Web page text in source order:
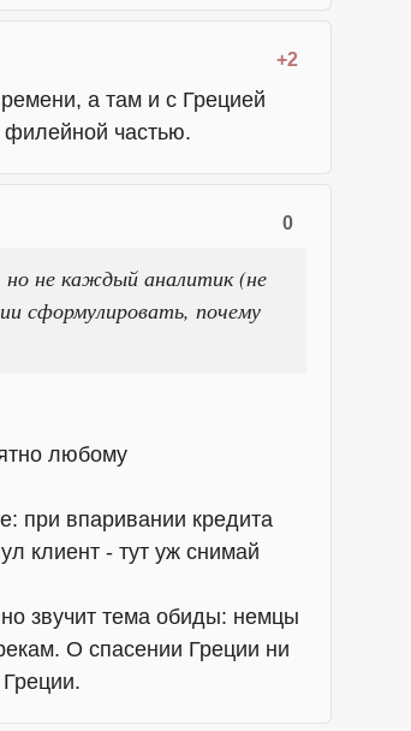
+2
а там и с Грецией
филейной частью.
0
но не каждый аналитик (не
сформулировать, почему
любому
при впаривании кредита
клиент - тут уж снимай
звучит тема обиды: немцы
О спасении Греции ни